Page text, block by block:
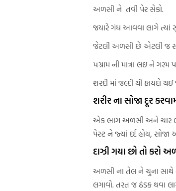
અળસી ને તવી પેર સેકો.
જયારે ગંધ આવવા લાગે ત્યાં
જેટલી અળસી છે એટલી જ
૫ગ્રામ ની માત્રા લઇ ને
શરદી માં જલ્દી થી ફાયદો
શરીર ના સોજા દૂર
એક ભાગ અળસી અને ચાર
પેસ્ટ ને જ્યાં દર્દ હોય,
દાઝી ગયા છો તો કરો
અળસી ના તેલ ને ચુના સાથે
લગાવો. તરત જ ઠંડક થવા